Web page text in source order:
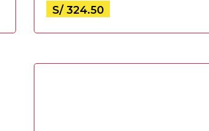
S/ 324.50